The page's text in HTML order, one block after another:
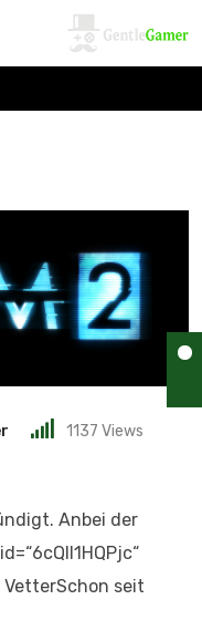
1137 Views
Anbei der
VetterSchon seit